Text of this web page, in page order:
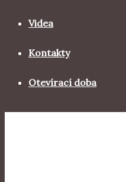
Videa
Kontakty
Otevírací doba